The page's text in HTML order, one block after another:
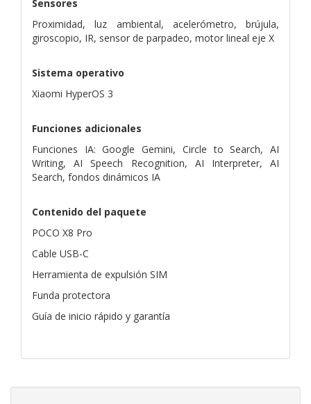
Sensores
Proximidad, luz ambiental, acelerómetro, brújula,
giroscopio, IR, sensor de parpadeo, motor lineal eje X
Sistema operativo
Xiaomi HyperOS 3
Funciones adicionales
Funciones IA: Google Gemini, Circle to Search, AI
Writing, AI Speech Recognition, AI Interpreter, AI
Search, fondos dinámicos IA
Contenido del paquete
POCO X8 Pro
Cable USB-C
Herramienta de expulsión SIM
Funda protectora
Guía de inicio rápido y garantía